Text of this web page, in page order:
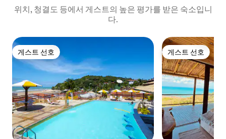
위치, 청결도 등에서 게스트의 높은 평가를 받은 숙소입니
다.
게스트 선호
게스트 선호 게스트 선호
게스트 선호